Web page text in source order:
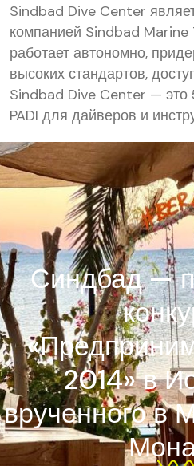
Sindbad Dive Center
компанией Sindbad
работает автономно,
высоких стандартов,
Sindbad Dive Center — это
PADI для дайверов и
Синдбад —
2014» в
врученного в